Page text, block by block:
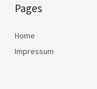
Pages
Home
Impressum